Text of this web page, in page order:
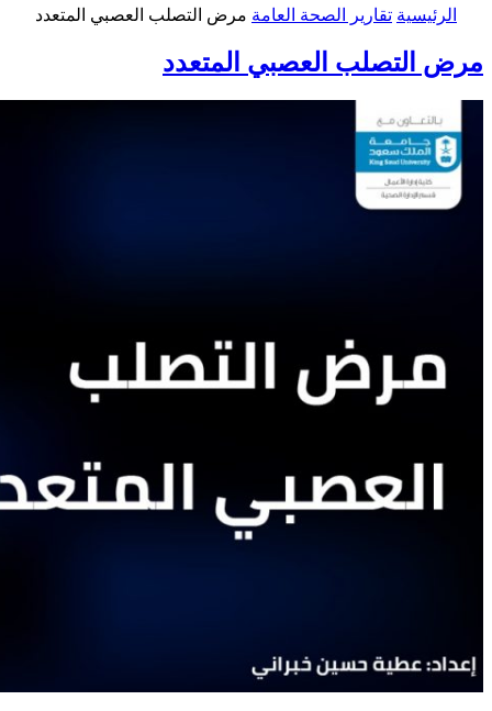
الرئيسية تقارير الصحة العامة مرض التصلب العصبي المتعدد
مرض التصلب العصبي المتعدد